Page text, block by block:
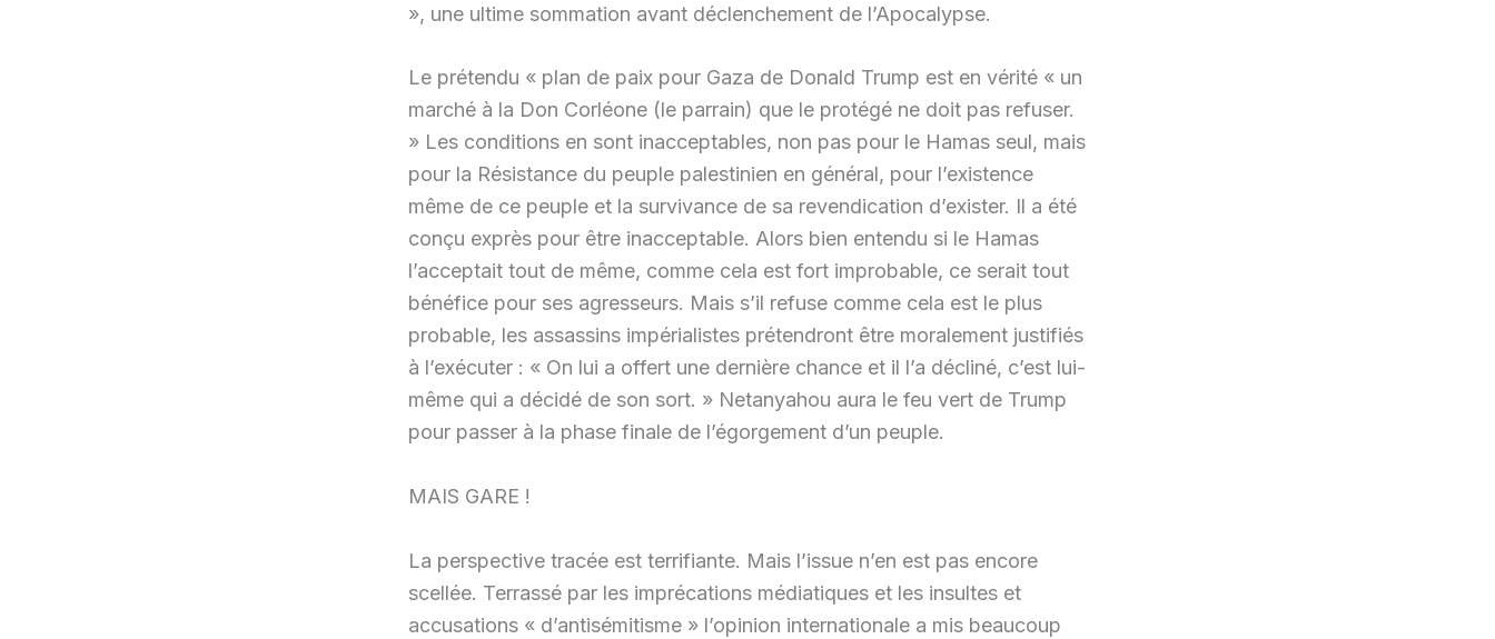
», une ultime sommation avant déclenchement de l’Apocalypse.
Le prétendu « plan de paix pour Gaza de Donald Trump est en vérité « un
marché à la Don Corléone (le parrain) que le protégé ne doit pas refuser.
» Les conditions en sont inacceptables, non pas pour le Hamas seul, mais
pour la Résistance du peuple palestinien en général, pour l’existence
même de ce peuple et la survivance de sa revendication d’exister. Il a été
conçu exprès pour être inacceptable. Alors bien entendu si le Hamas
l’acceptait tout de même, comme cela est fort improbable, ce serait tout
bénéfice pour ses agresseurs. Mais s’il refuse comme cela est le plus
probable, les assassins impérialistes prétendront être moralement justifiés
à l’exécuter : « On lui a offert une dernière chance et il l’a décliné, c’est lui-
même qui a décidé de son sort. » Netanyahou aura le feu vert de Trump
pour passer à la phase finale de l’égorgement d’un peuple.
MAIS GARE !
La perspective tracée est terrifiante. Mais l’issue n’en est pas encore
scellée. Terrassé par les imprécations médiatiques et les insultes et
accusations « d’antisémitisme » l’opinion internationale a mis beaucoup